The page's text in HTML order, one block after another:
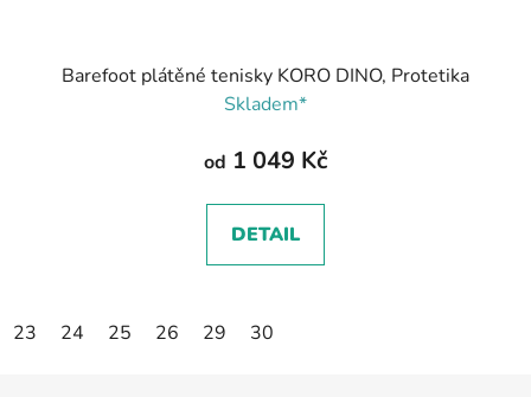
Barefoot plátěné tenisky KORO DINO, Protetika
Skladem*
od 1 049 Kč
DETAIL
23 24 25 26 29 30